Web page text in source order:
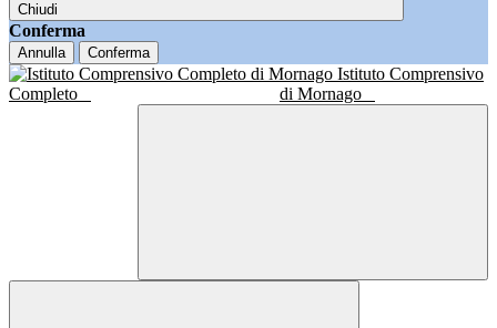
Chiudi
Conferma
Annulla Conferma
Istituto Comprensivo
Completo
di Mornago